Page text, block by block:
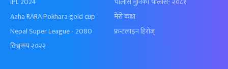
Aaha RARA Pokhara gold cup
Nepal Super League - 2080
विश्वकप २०२२
मेरो कथा
फ्रन्टलाइन हिरोज्